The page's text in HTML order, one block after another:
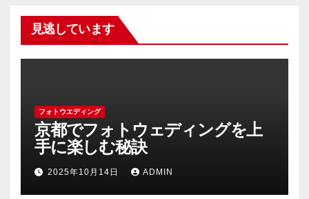
見逃しています
フォトウエディング
京都でフォトウェディングを上
手に楽しむ秘訣
2025年10月14日 ADMIN